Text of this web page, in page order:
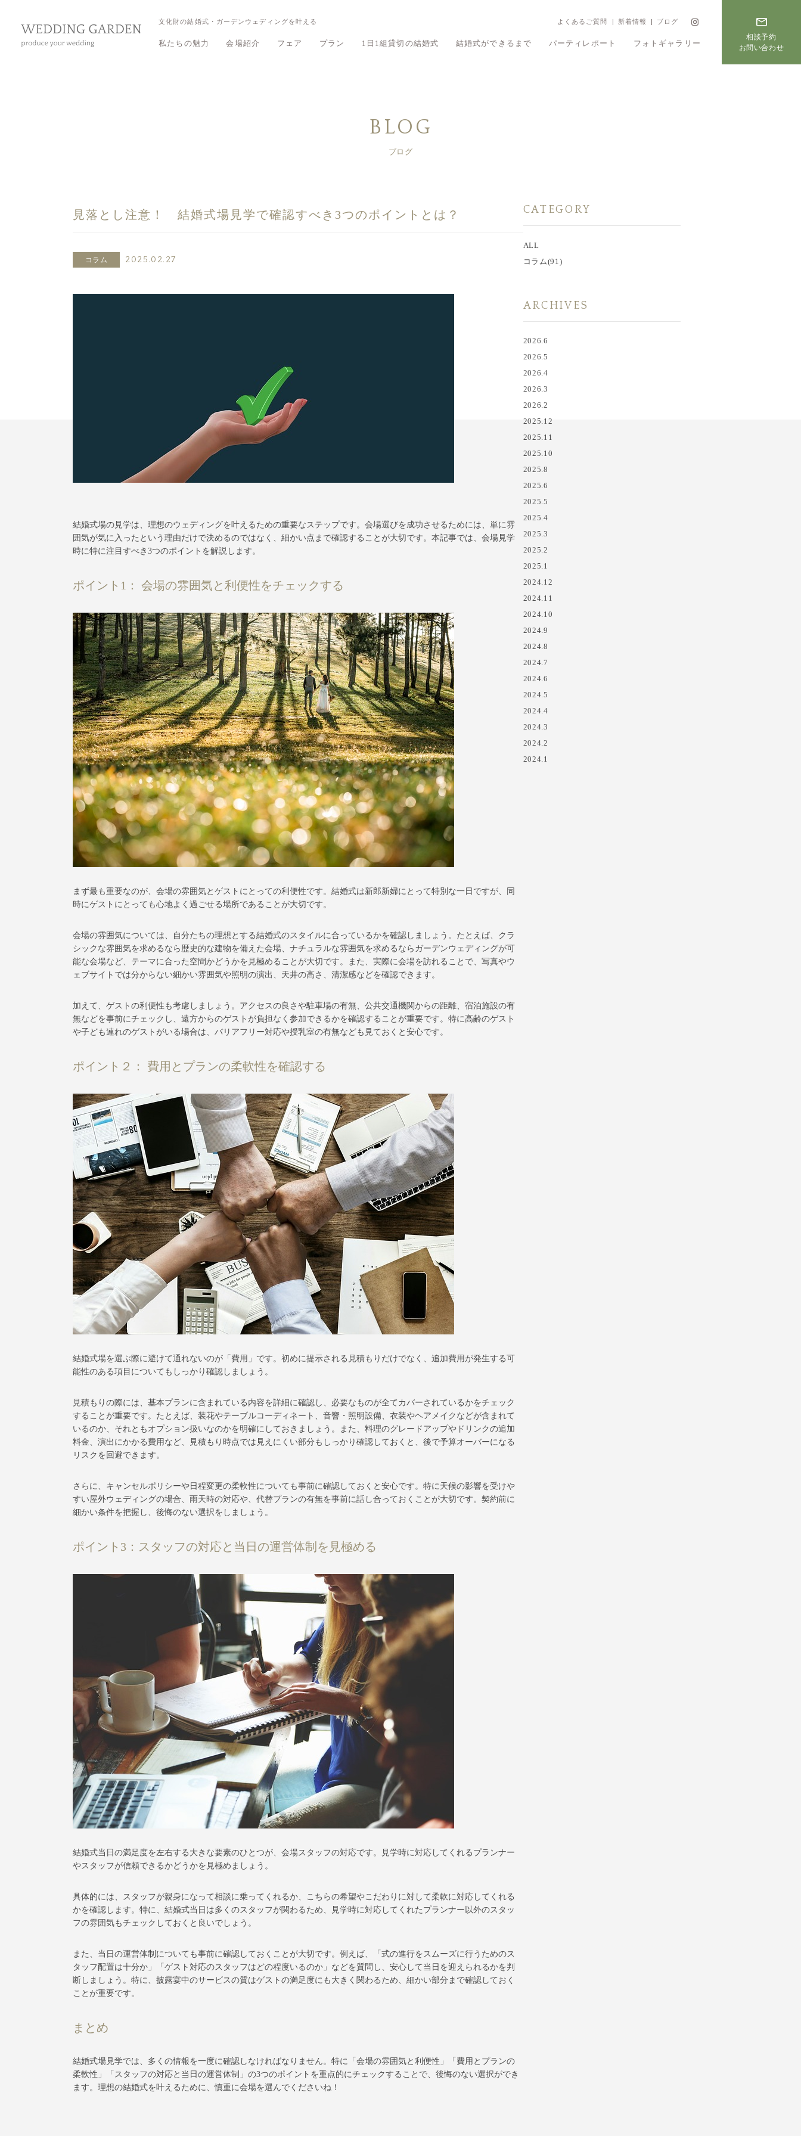
文化財の結婚式・ガーデンウェディングを叶える よくあるご質問 新着情報 ブログ
私たちの魅力 会場紹介 フェア プラン 1日1組貸切の結婚式 結婚式ができるまで パーティレポート フォトギャラリー
相談予約
お問い合わせ
BLOG
ブログ
見落とし注意！ 結婚式場見学で確認すべき3つのポイントとは？
コラム 2025.02.27
結婚式場の見学は、理想のウェディングを叶えるための重要なステップです。会場選びを成功させるためには、単に雰
囲気が気に入ったという理由だけで決めるのではなく、細かい点まで確認することが大切です。本記事では、会場見学
時に特に注目すべき3つのポイントを解説します。
ポイント1： 会場の雰囲気と利便性をチェックする
まず最も重要なのが、会場の雰囲気とゲストにとっての利便性です。結婚式は新郎新婦にとって特別な一日ですが、同
時にゲストにとっても心地よく過ごせる場所であることが大切です。
会場の雰囲気については、自分たちの理想とする結婚式のスタイルに合っているかを確認しましょう。たとえば、クラ
シックな雰囲気を求めるなら歴史的な建物を備えた会場、ナチュラルな雰囲気を求めるならガーデンウェディングが可
能な会場など、テーマに合った空間かどうかを見極めることが大切です。また、実際に会場を訪れることで、写真やウ
ェブサイトでは分からない細かい雰囲気や照明の演出、天井の高さ、清潔感などを確認できます。
加えて、ゲストの利便性も考慮しましょう。アクセスの良さや駐車場の有無、公共交通機関からの距離、宿泊施設の有
無などを事前にチェックし、遠方からのゲストが負担なく参加できるかを確認することが重要です。特に高齢のゲスト
や子ども連れのゲストがいる場合は、バリアフリー対応や授乳室の有無なども見ておくと安心です。
ポイント２： 費用とプランの柔軟性を確認する
結婚式場を選ぶ際に避けて通れないのが「費用」です。初めに提示される見積もりだけでなく、追加費用が発生する可
能性のある項目についてもしっかり確認しましょう。
見積もりの際には、基本プランに含まれている内容を詳細に確認し、必要なものが全てカバーされているかをチェック
することが重要です。たとえば、装花やテーブルコーディネート、音響・照明設備、衣装やヘアメイクなどが含まれて
いるのか、それともオプション扱いなのかを明確にしておきましょう。また、料理のグレードアップやドリンクの追加
料金、演出にかかる費用など、見積もり時点では見えにくい部分もしっかり確認しておくと、後で予算オーバーになる
リスクを回避できます。
さらに、キャンセルポリシーや日程変更の柔軟性についても事前に確認しておくと安心です。特に天候の影響を受けや
すい屋外ウェディングの場合、雨天時の対応や、代替プランの有無を事前に話し合っておくことが大切です。契約前に
細かい条件を把握し、後悔のない選択をしましょう。
ポイント3：スタッフの対応と当日の運営体制を見極める
結婚式当日の満足度を左右する大きな要素のひとつが、会場スタッフの対応です。見学時に対応してくれるプランナー
やスタッフが信頼できるかどうかを見極めましょう。
具体的には、スタッフが親身になって相談に乗ってくれるか、こちらの希望やこだわりに対して柔軟に対応してくれる
かを確認します。特に、結婚式当日は多くのスタッフが関わるため、見学時に対応してくれたプランナー以外のスタッ
フの雰囲気もチェックしておくと良いでしょう。
また、当日の運営体制についても事前に確認しておくことが大切です。例えば、「式の進行をスムーズに行うためのス
タッフ配置は十分か」「ゲスト対応のスタッフはどの程度いるのか」などを質問し、安心して当日を迎えられるかを判
断しましょう。特に、披露宴中のサービスの質はゲストの満足度にも大きく関わるため、細かい部分まで確認しておく
ことが重要です。
まとめ
結婚式場見学では、多くの情報を一度に確認しなければなりません。特に「会場の雰囲気と利便性」「費用とプランの
柔軟性」「スタッフの対応と当日の運営体制」の3つのポイントを重点的にチェックすることで、後悔のない選択ができ
ます。理想の結婚式を叶えるために、慎重に会場を選んでくださいね！
CATEGORY
ALL
コラム(91)
ARCHIVES
2026.6
2026.5
2026.4
2026.3
2026.2
2025.12
2025.11
2025.10
2025.8
2025.6
2025.5
2025.4
2025.3
2025.2
2025.1
2024.12
2024.11
2024.10
2024.9
2024.8
2024.7
2024.6
2024.5
2024.4
2024.3
2024.2
2024.1